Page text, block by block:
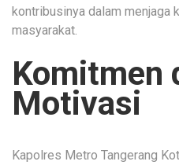
kontribusinya dalam menjaga
masyarakat.
Komitmen
Motivasi
Kapolres Metro Tangerang